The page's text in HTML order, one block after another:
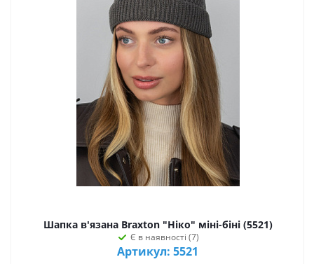
Шапка в'язана Braxton "Ніко" міні-біні (5521)
Є в наявності (7)
Артикул: 5521